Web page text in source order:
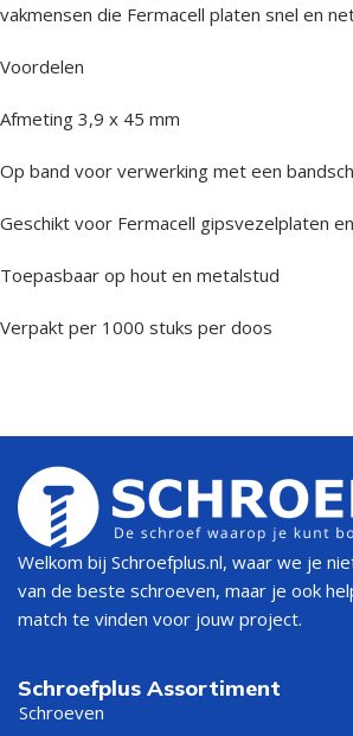
vakmensen die Fermacell platen snel en
Voordelen
Afmeting 3,9 x 45 mm
Op band voor verwerking met een
Geschikt voor Fermacell gipsvezelplaten
Toepasbaar op hout en metalstud
Verpakt per 1000 stuks per doos
Welkom bij Schroefplus.nl, waar we je
van de beste schroeven, maar je ook
match te vinden voor jouw project.
Schroefplus Assortiment
Schroeven